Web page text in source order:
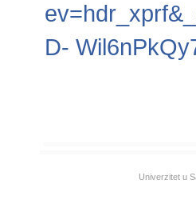
D-
Univerzitet u